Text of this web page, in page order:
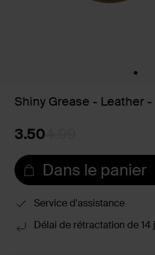
Shiny Grease - Leather
3.50
Dans le panier
Service d'assistance
Délai de rétractation de 14